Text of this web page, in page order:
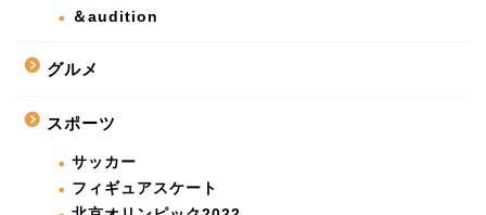
＆audition
グルメ
スポーツ
サッカー
フィギュアスケート